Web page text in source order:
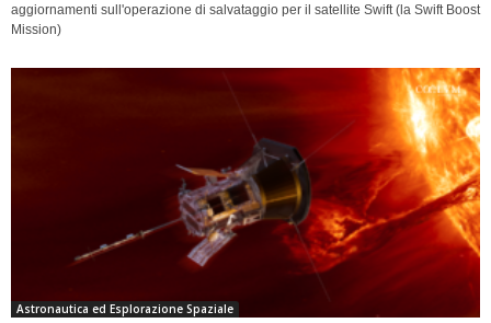
aggiornamenti sull'operazione di salvataggio per il satellite Swift (la Swift Boost
Mission)
Astronautica ed Esplorazione Spaziale